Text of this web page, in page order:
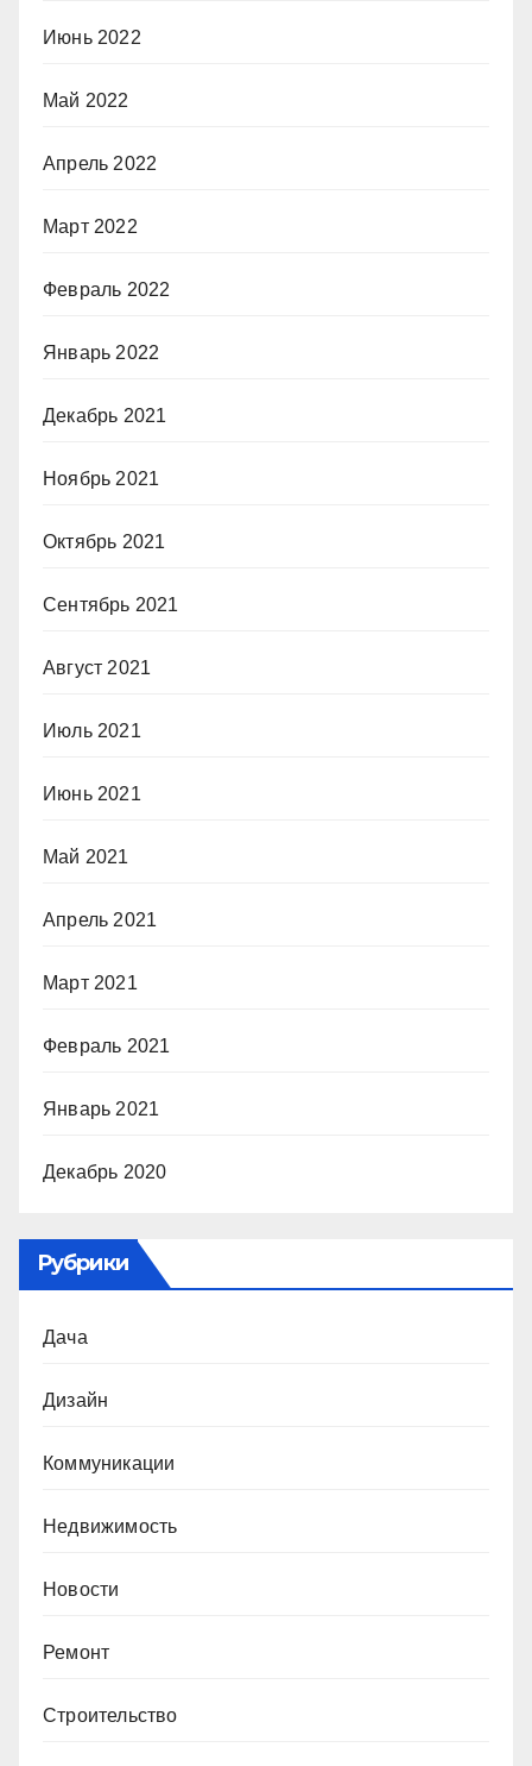
Июнь 2022
Май 2022
Апрель 2022
Март 2022
Февраль 2022
Январь 2022
Декабрь 2021
Ноябрь 2021
Октябрь 2021
Сентябрь 2021
Август 2021
Июль 2021
Июнь 2021
Май 2021
Апрель 2021
Март 2021
Февраль 2021
Январь 2021
Декабрь 2020
Рубрики
Дача
Дизайн
Коммуникации
Недвижимость
Новости
Ремонт
Строительство